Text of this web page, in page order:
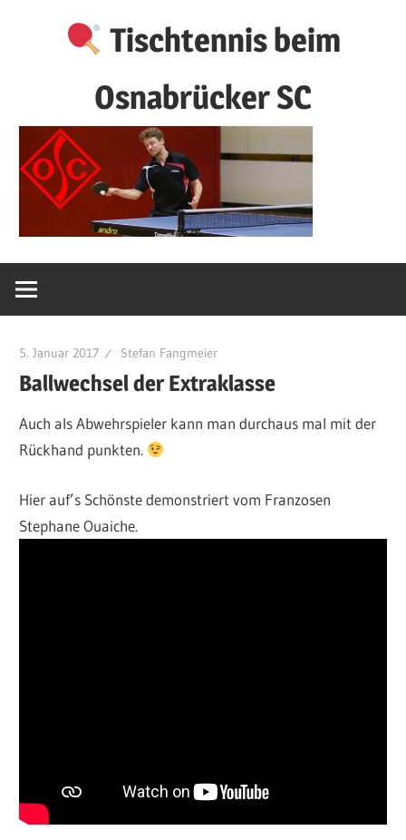
Tischtennis beim
Osnabrücker SC
5. Januar 2017 Stefan Fangmeier
Ballwechsel der Extraklasse
Auch als Abwehrspieler kann man durchaus mal mit der
Rückhand punkten.
Hier auf’s Schönste demonstriert vom Franzosen
Stephane Ouaiche.